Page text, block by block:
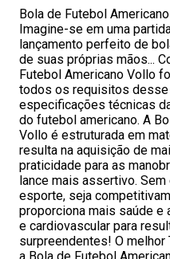
Bola de Futebol
Imagine-se em uma
lançamento perfeito de
de suas próprias mãos...
Futebol Americano Vollo
todos os requisitos
especificações técnicas
do futebol americano. A
Vollo é estruturada em
resulta na aquisição de
praticidade para as
lance mais assertivo.
esporte, seja
proporciona mais saúde e
e cardiovascular para
surpreendentes! O